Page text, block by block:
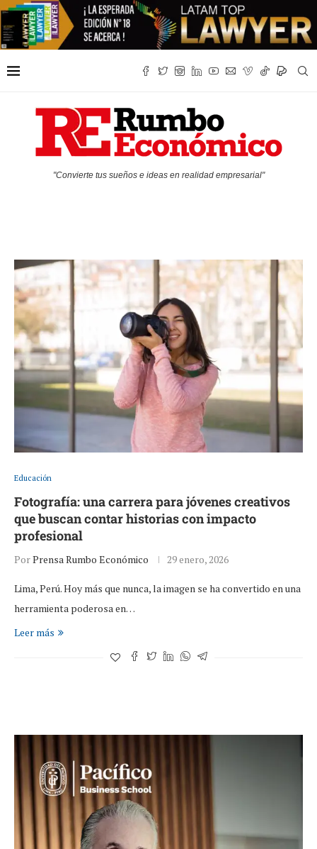
"Convierte tus sueños e ideas en realidad empresarial"
Educación
Fotografía: una carrera para jóvenes creativos
que buscan contar historias con impacto
profesional
PorPrensa Rumbo Económico 29 enero, 2026
Lima, Perú. Hoy más que nunca, la imagen se ha convertido en una
herramienta poderosa en…
Leer más